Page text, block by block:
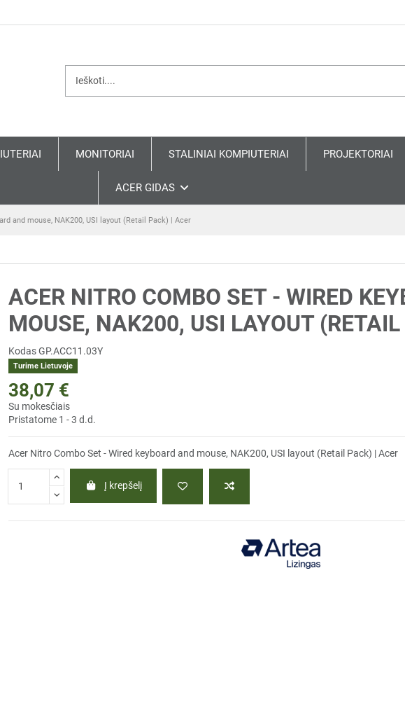
MONITORIAI STALINIAI KOMPIUTERIAI PROJEKTORIAI
ACER GIDAS
and mouse, NAK200, USI layout (Retail Pack) | Acer
ACER NITRO COMBO SET - WIRED
MOUSE, NAK200, USI LAYOUT
KodasGP.ACC11.03Y
Turime Lietuvoje
38,07 €
Su mokesčiais
Pristatome 1 - 3 d.d.
Acer Nitro Combo Set - Wired keyboard and mouse, NAK200, USI layout (Retail Pack) | Acer
Į krepšelį